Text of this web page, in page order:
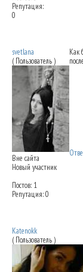
Репутация:
0
svetlana
( Пользователь )
Вне сайта
Новый участник
Постов: 1
Репутация: 0
Как
Katenokk
( Пользователь )